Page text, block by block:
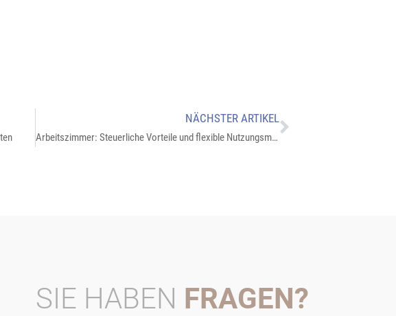
NÄCHSTER ARTIKEL
Arbeitszimmer: Steuerliche Vorteile und flexible Nutzungsmöglichkeiten
SIE HABEN FRAGEN?